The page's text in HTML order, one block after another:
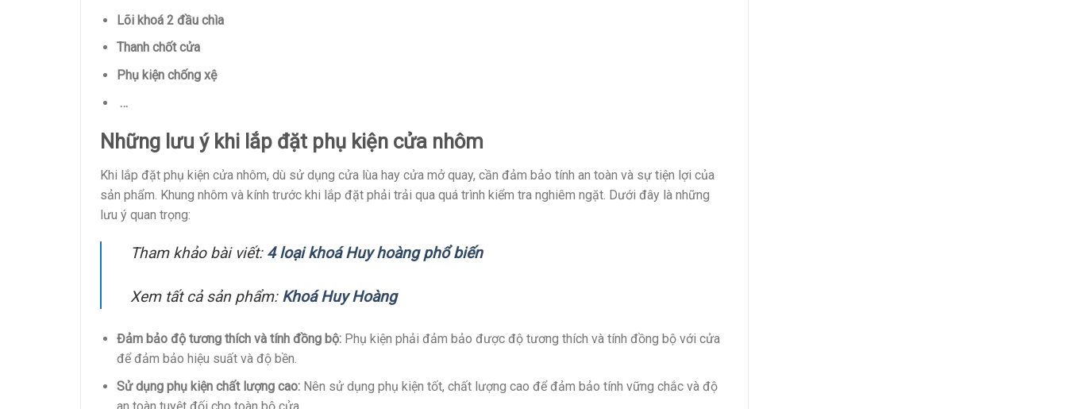
Lõi khoá 2 đầu chìa
Thanh chốt cửa
Phụ kiện chống xệ
…
Những lưu ý khi lắp đặt phụ kiện cửa nhôm
Khi lắp đặt phụ kiện cửa nhôm, dù sử dụng cửa lùa hay cửa mở quay, cần đảm bảo tính an toàn và sự tiện lợi của
sản phẩm. Khung nhôm và kính trước khi lắp đặt phải trải qua quá trình kiểm tra nghiêm ngặt. Dưới đây là những
lưu ý quan trọng:
Tham khảo bài viết: 4 loại khoá Huy hoàng phổ biến
Xem tất cả sản phẩm: Khoá Huy Hoàng
Đảm bảo độ tương thích và tính đồng bộ:Phụ kiện phải đảm bảo được độ tương thích và tính đồng bộ với cửa
để đảm bảo hiệu suất và độ bền.
Sử dụng phụ kiện chất lượng cao:Nên sử dụng phụ kiện tốt, chất lượng cao để đảm bảo tính vững chắc và độ
an toàn tuyệt đối cho toàn bộ cửa.